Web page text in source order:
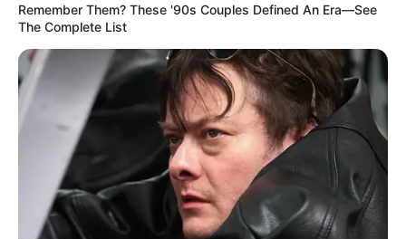
Remember Them? These '90s Couples Defined An Era—See
The Complete List